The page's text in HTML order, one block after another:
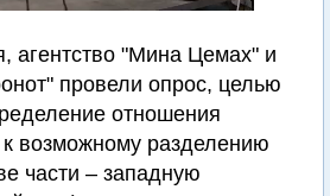
агентство "Мина Цемах" и
провели опрос, целью
отношения
возможному разделению
части – западную